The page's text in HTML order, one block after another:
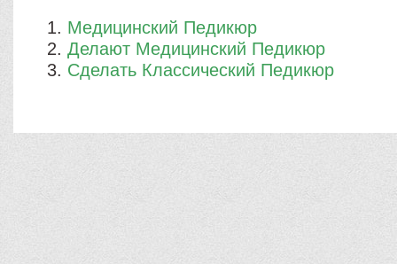
Медицинский Педикюр
Делают Медицинский Педикюр
Сделать Классический Педикюр